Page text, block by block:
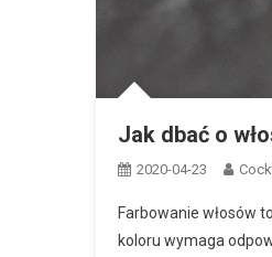
Jak dbać o
2020-04-23
Farbowanie włosów
koloru wymaga